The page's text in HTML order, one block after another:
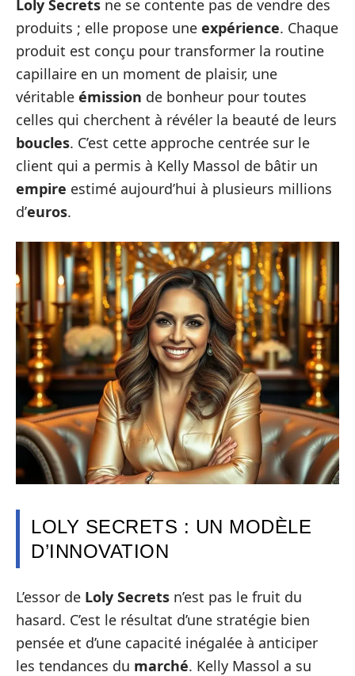
Loly Secrets ne se contente pas de vendre des
produits ; elle propose une expérience. Chaque
produit est conçu pour transformer la routine
capillaire en un moment de plaisir, une
véritable émission de bonheur pour toutes
celles qui cherchent à révéler la beauté de leurs
boucles. C’est cette approche centrée sur le
client qui a permis à Kelly Massol de bâtir un
empire estimé aujourd’hui à plusieurs millions
d’euros.
LOLY SECRETS : UN MODÈLE
D’INNOVATION
L’essor de Loly Secrets n’est pas le fruit du
hasard. C’est le résultat d’une stratégie bien
pensée et d’une capacité inégalée à anticiper
les tendances du marché. Kelly Massol a su